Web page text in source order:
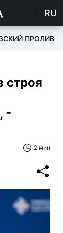
RU
ПРОЛИВ
строя
-
2 мин